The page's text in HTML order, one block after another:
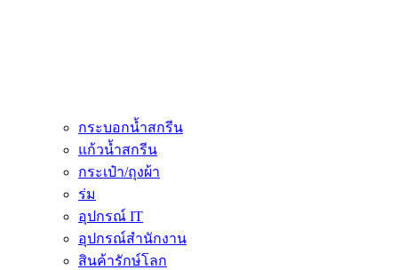
กระบอกน้ำสกรีน
แก้วน้ำสกรีน
กระเป๋า/ถุงผ้า
ร่ม
อุปกรณ์ IT
อุปกรณ์สำนักงาน
สินค้ารักษ์โลก